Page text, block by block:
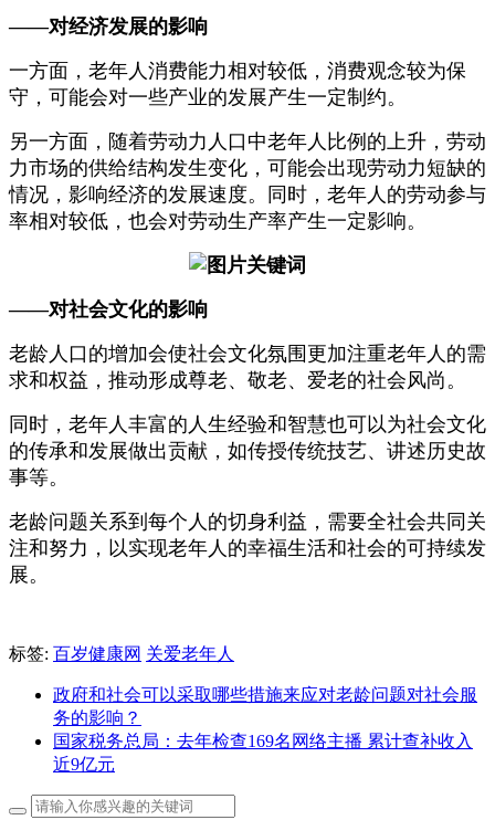
——对经济发展的影响
一方面，老年人消费能力相对较低，消费观念较为保
守，可能会对一些产业的发展产生一定制约。
另一方面，随着劳动力人口中老年人比例的上升，劳动
力市场的供给结构发生变化，可能会出现劳动力短缺的
情况，影响经济的发展速度。同时，老年人的劳动参与
率相对较低，也会对劳动生产率产生一定影响。
——对社会文化的影响
老龄人口的增加会使社会文化氛围更加注重老年人的需
求和权益，推动形成尊老、敬老、爱老的社会风尚。
同时，老年人丰富的人生经验和智慧也可以为社会文化
的传承和发展做出贡献，如传授传统技艺、讲述历史故
事等。
老龄问题关系到每个人的切身利益，需要全社会共同关
注和努力，以实现老年人的幸福生活和社会的可持续发
展。
标签: 百岁健康网 关爱老年人
政府和社会可以采取哪些措施来应对老龄问题对社会服
务的影响？
国家税务总局：去年检查169名网络主播 累计查补收入
近9亿元